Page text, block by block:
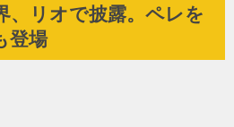
ホーム
、リオで披露。ペレを
登場